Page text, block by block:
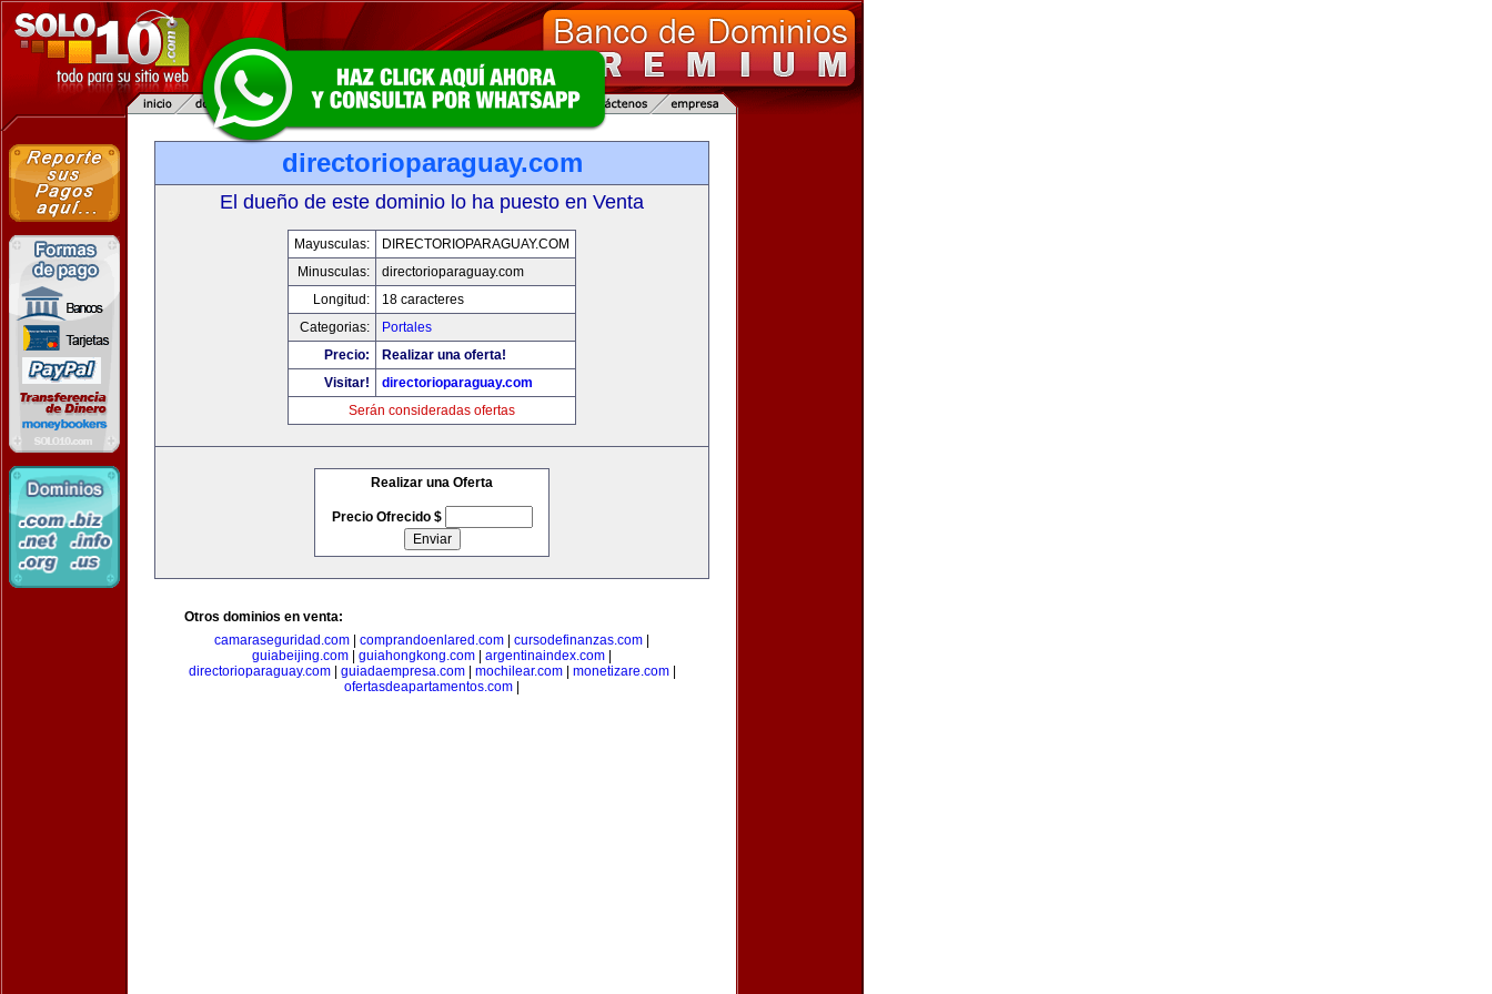
directorioparaguay.com
El dueño de este dominio lo ha puesto en Venta
Mayusculas:
DIRECTORIOPARAGUAY.COM
Minusculas:
directorioparaguay.com
Longitud:
18 caracteres
Categorias:
Portales
Precio:
Realizar una oferta!
Visitar!
directorioparaguay.com
Serán consideradas ofertas
Realizar una Oferta
Precio Ofrecido $
Otros dominios en venta:
camaraseguridad.com
comprandoenlared.com cursodefinanzas.com
guiabeijing.com
guiahongkong.com argentinaindex.com
directorioparaguay.com| guiadaempresa.com| mochilear.com| monetizare.com|
ofertasdeapartamentos.com